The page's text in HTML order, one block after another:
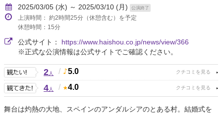
2025/03/05 (水) ～ 2025/03/10 (月)
公演終了
上演時間： 約2時間25分（休憩含む）を予定
休憩時間：15分
公式サイト： https://www.haishou.co.jp/news/view/366
※正式な公演情報は公式サイトでご確認ください。
2人 / 5.0
4人 / 4.0
舞台は灼熱の大地、スペインのアンダルシアのとある村。結婚式を